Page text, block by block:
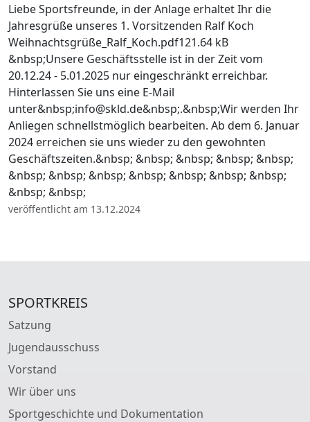
Liebe Sportsfreunde, in der Anlage erhaltet Ihr die
Jahresgrüße unseres 1. Vorsitzenden Ralf Koch
Weihnachtsgrüße_Ralf_Koch.pdf121.64 kB
&nbsp;Unsere Geschäftsstelle ist in der Zeit vom
20.12.24 - 5.01.2025 nur eingeschränkt erreichbar.
Hinterlassen Sie uns eine E-Mail
unter&nbsp;info@skld.de&nbsp;.&nbsp;Wir werden Ihr
Anliegen schnellstmöglich bearbeiten. Ab dem 6. Januar
2024 erreichen sie uns wieder zu den gewohnten
Geschäftszeiten.&nbsp; &nbsp; &nbsp; &nbsp; &nbsp;
&nbsp; &nbsp; &nbsp; &nbsp; &nbsp; &nbsp; &nbsp;
&nbsp; &nbsp;
veröffentlicht am 13.12.2024
SPORTKREIS
Satzung
Jugendausschuss
Vorstand
Wir über uns
Sportgeschichte und Dokumentation